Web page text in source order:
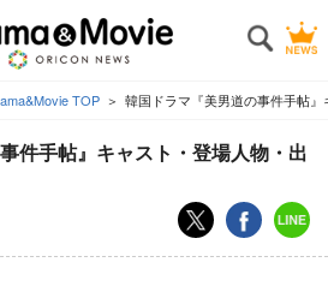
TOP 韓国ドラマ『美男道の事件手帖
件手帖』キャスト・登場人物・出